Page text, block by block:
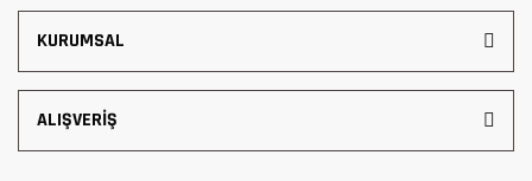
KURUMSAL
ALIŞVERİŞ